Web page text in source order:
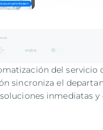
del servicio
sincroniza el
inmediatas